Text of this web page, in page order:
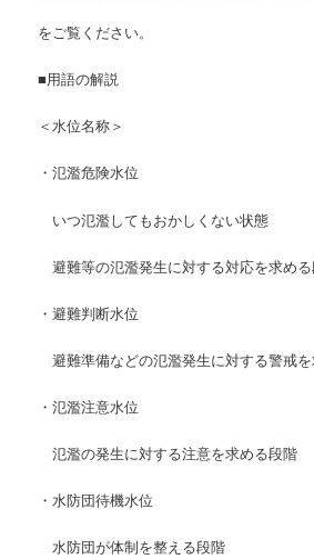
をご覧ください。
■用語の解説
＜水位名称＞
・氾濫危険水位
いつ氾濫してもおかしくない状態
避難等の氾濫発生に対する対応を求め
・避難判断水位
避難準備などの氾濫発生に対する警戒
・氾濫注意水位
氾濫の発生に対する注意を求める段階
・水防団待機水位
水防団が体制を整える段階